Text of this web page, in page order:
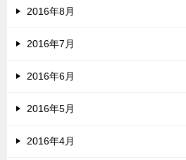
2016年8月
2016年7月
2016年6月
2016年5月
2016年4月